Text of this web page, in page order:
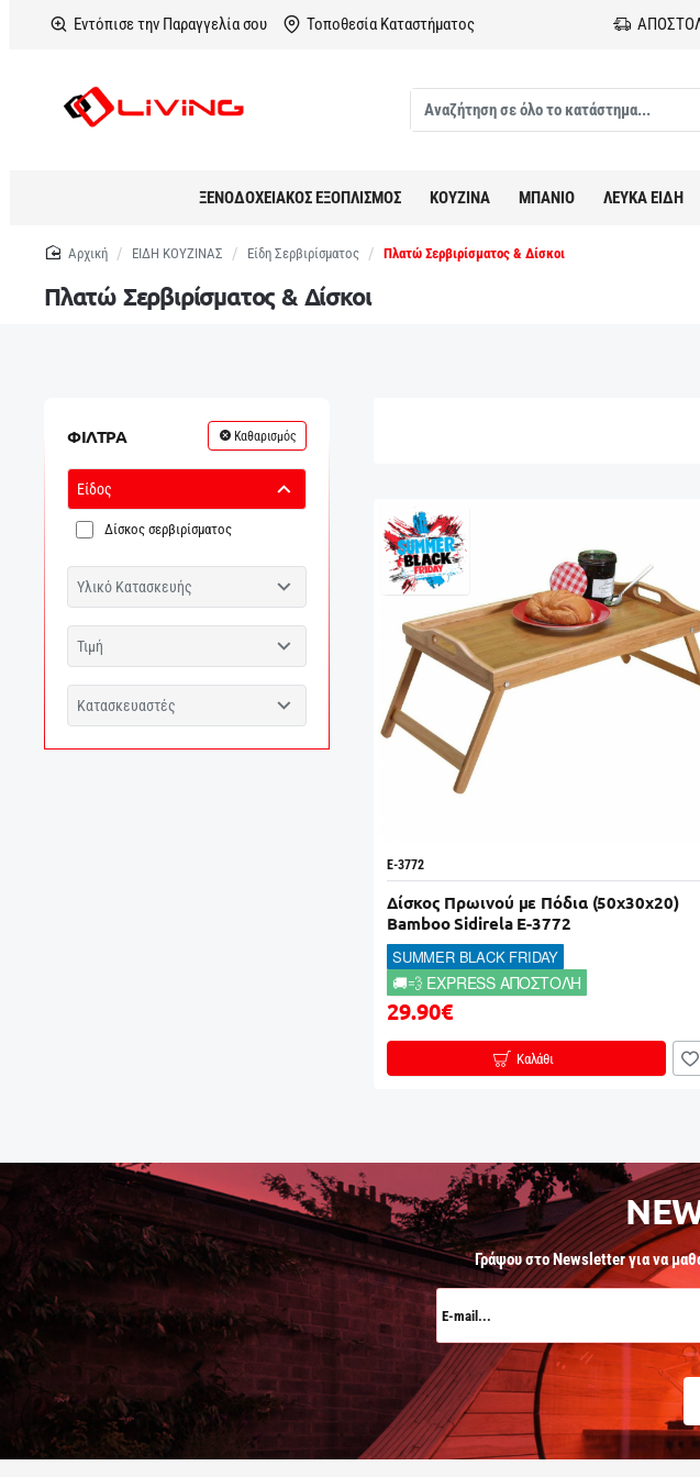
Εντόπισε την Παραγγελία σου Τοποθεσία Καταστήματος
Αναζήτηση
σε
κατάστημα...
ΞΕΝΟΔΟΧΕΙΑΚΟΣ ΕΞΟΠΛΙΣΜΟΣ ΚΟΥΖΙΝΑ ΜΠΑΝΙΟ ΛΕΥΚΑ ΕΙΔΗ
Πλατώ Σερβιρίσματος & Δίσκοι
homeΕΙΔΗ ΚΟΥΖΙΝΑΣ Είδη Σερβιρίσματος Πλατώ Σερβιρίσματος & Δίσκοι
ΦΙΛΤΡΑ Καθαρισμός
Είδος
Δίσκος σερβιρίσματος
Υλικό Κατασκευής
Τιμή
Κατασκευαστές
E-3772
Δίσκος Πρωινού με Πόδια (50x30x20)
Bamboo Sidirela E-3772
SUMMER BLACK FRIDAY
🚚💨 EXPRESS ΑΠΟΣΤΟΛΗ
29.90€
Καλάθι
Γράψου στο Newsletter για να
E-
mail...